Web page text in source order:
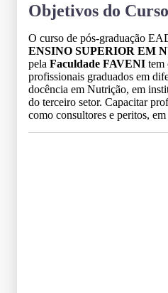
Objetivos do Curso
O curso de pós-graduação
ENSINO SUPERIOR EM
pela Faculdade FAVENI tem
profissionais graduados em
docência em Nutrição, em
do terceiro setor. Capacitar
como consultores e peritos,